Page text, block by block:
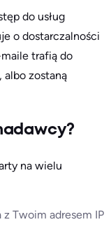
do usług
o dostarczalności
trafią do
albo zostaną
na wielu
z Twoim adresem IP